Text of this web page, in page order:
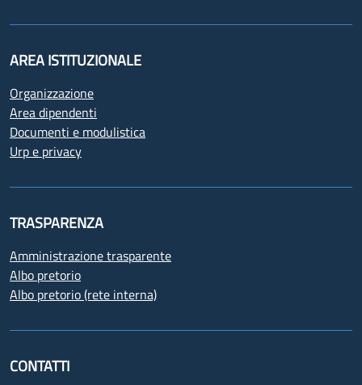
AREA ISTITUZIONALE
Organizzazione
Area dipendenti
Documenti e modulistica
Urp e privacy
TRASPARENZA
Amministrazione trasparente
Albo pretorio
Albo pretorio (rete interna)
CONTATTI